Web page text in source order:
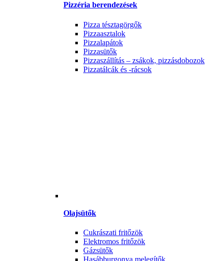
Pizzéria berendezések
Pizza tésztagörgők
Pizzaasztalok
Pizzalapátok
Pizzasütők
Pizzaszállítás – zsákok, pizzásdobozok
Pizzatálcák és -rácsok
Olajsütők
Cukrászati fritőzök
Elektromos fritőzök
Gázsütők